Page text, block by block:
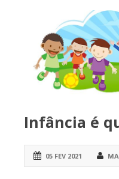
Infância é
05 FEV 2021